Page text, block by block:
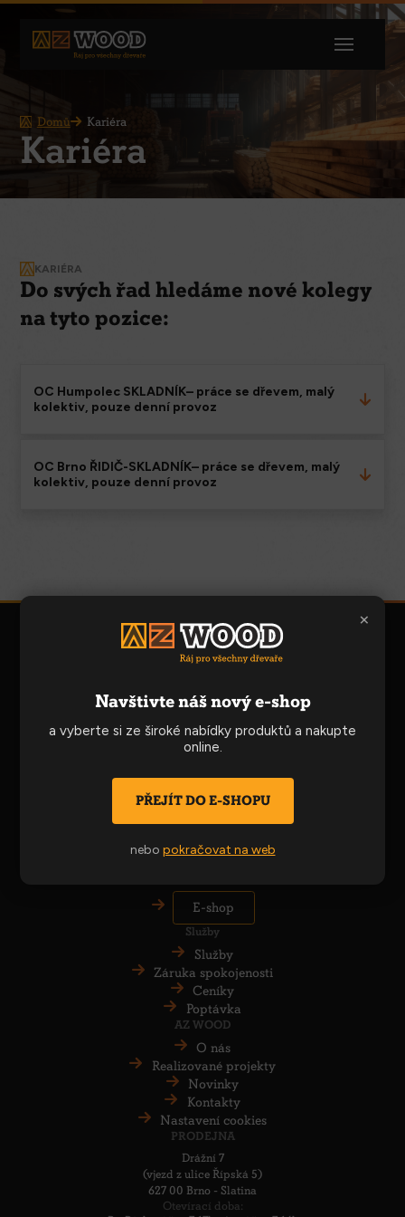
×
Navštivte náš nový e-shop
a vyberte si ze široké nabídky produktů a nakupte
online.
PŘEJÍT DO E-SHOPU
nebo pokračovat na web
Domů Kariéra
Kariéra
KARIÉRA
Do svých řad hledáme nové kolegy
na tyto pozice:
OC Humpolec SKLADNÍK– práce se dřevem, malý
kolektiv, pouze denní provoz
OC Brno ŘIDIČ-SKLADNÍK– práce se dřevem, malý
kolektiv, pouze denní provoz
AZ WOOD a.s.
+420 545 513 215
Produkty
Kompletní sortiment
Akční nabídka
Zpracování osobních údajů
E-shop
Služby
Služby
Záruka spokojenosti
Ceníky
Poptávka
AZ WOOD
O nás
Realizované projekty
Novinky
Kontakty
Nastavení cookies
PRODEJNA
Drážní 7
(vjezd z ulice Řípská 5)
627 00 Brno - Slatina
Otevírací doba: